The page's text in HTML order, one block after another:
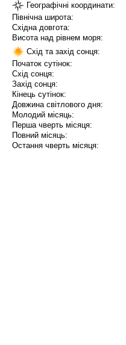
Географічні координати:
Північна широта:
Східна довгота:
Висота над рівнем моря:
Схід та захід сонця:
Початок сутінок:
Схід сонця:
Захід сонця:
Кінець сутінок:
Довжина світлового дня:
Молодий місяць:
Перша чверть місяця:
Повний місяць:
Остання чверть місяця: